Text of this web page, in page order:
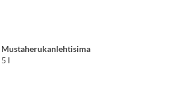
Mustaherukanlehtisima
5 l